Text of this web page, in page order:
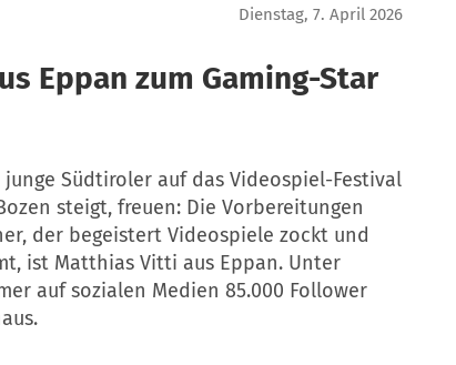
Dienstag, 7. April 2026
Eppan zum Gaming-Star
Südtiroler auf das Videospiel-Festival
steigt, freuen: Die Vorbereitungen
der begeistert Videospiele zockt und
ist Matthias Vitti aus Eppan. Unter
auf sozialen Medien 85.000 Follower